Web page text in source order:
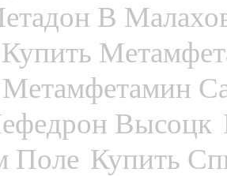
В
Купить
Высоцк
Поле Купить